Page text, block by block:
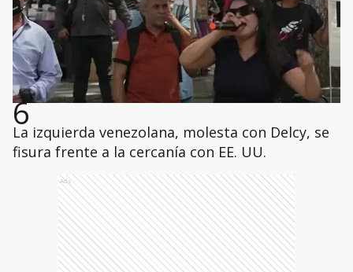
6
La izquierda venezolana, molesta con Delcy, se
fisura frente a la cercanía con EE. UU.
Ads